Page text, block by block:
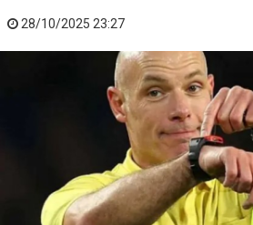
28/10/2025 23:27